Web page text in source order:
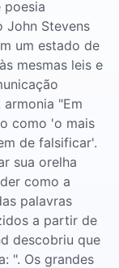
John Stevens
um estado de
mesmas leis e
"Em
como 'o mais
de falsificar'.
sua orelha
como a
palavras
a partir de
descobriu que
". Os grandes